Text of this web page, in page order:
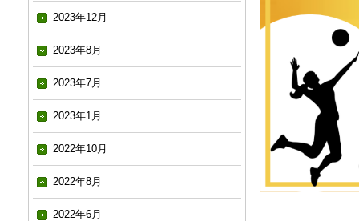
2023年12月
2023年8月
2023年7月
2023年1月
2022年10月
2022年8月
2022年6月